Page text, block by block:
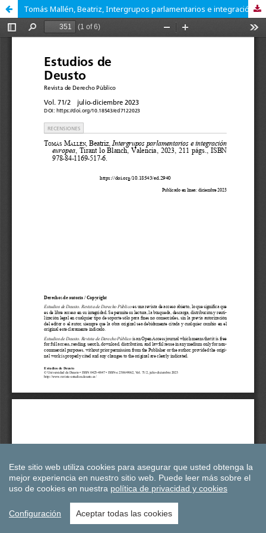
Tomás Mallén, Beatriz, Intergrupos parlamentarios e integración europea, Tirant lo Blanch, Valencia, 2023, 211 págs., ISBN 978-84-1169-517-6
Este sitio web utiliza cookies para asegurar que usted obtenga la
mejor experiencia en nuestro sitio web. Puede leer más sobre el
uso de cookies en nuestra política de privacidad y cookies
Configuración Aceptar todas las cookies